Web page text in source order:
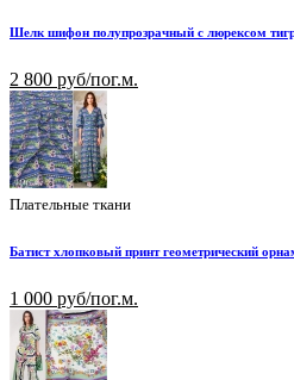
Шелк шифон полупрозрачный с люрексом
2 800 руб/пог.м.
Плательные ткани
Батист хлопковый принт геометрический
1 000 руб/пог.м.